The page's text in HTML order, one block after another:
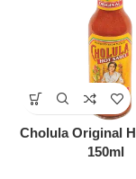
Cholula Original
150ml